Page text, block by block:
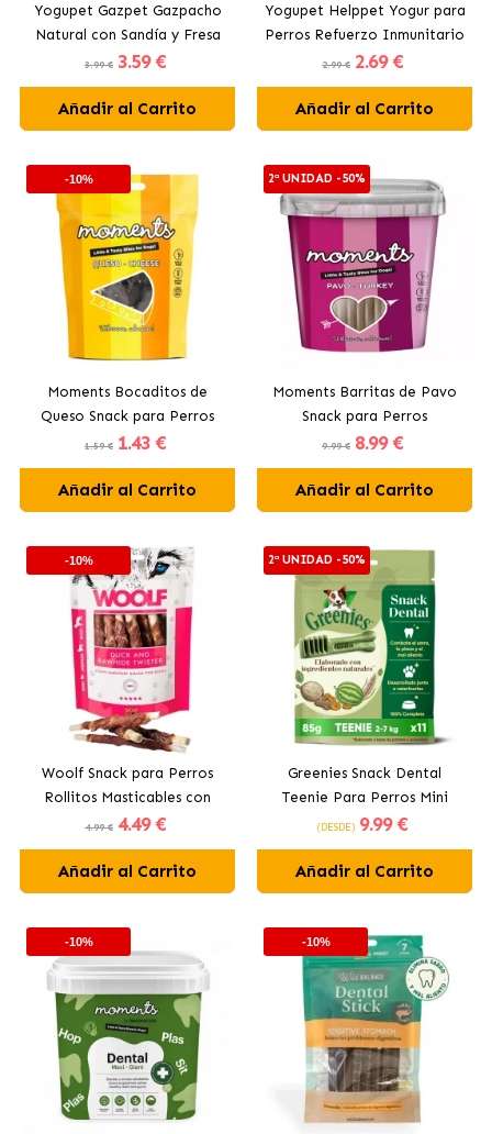
Yogupet Gazpet Gazpacho
Natural con Sandía y Fresa
para Perros y Gatos
3.99 € 3.59 €
Añadir al Carrito
Yogupet Helppet Yogur para
Perros Refuerzo Inmunitario
2.99 € 2.69 €
Añadir al Carrito
-10%
Moments Bocaditos de
Queso Snack para Perros
1.59 € 1.43 €
Añadir al Carrito
2ª UNIDAD -50%
Moments Barritas de Pavo
Snack para Perros
9.99 € 8.99 €
Añadir al Carrito
-10%
Woolf Snack para Perros
Rollitos Masticables con
Pato
4.99 € 4.49 €
Añadir al Carrito
2ª UNIDAD -50%
Greenies Snack Dental
Teenie Para Perros Mini
(DESDE) 9.99 €
Añadir al Carrito
-10% -10%